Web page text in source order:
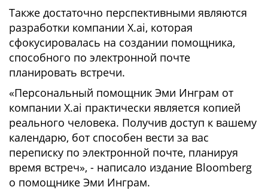
Также достаточно перспективными являются
разработки компании X.ai, которая
сфокусировалась на создании помощника,
способного по электронной почте
планировать встречи.
«Персональный помощник Эми Инграм от
компании X.ai практически является копией
реального человека. Получив доступ к вашему
календарю, бот способен вести за вас
переписку по электронной почте, планируя
время встреч», - написало издание Bloomberg
о помощнике Эми Инграм.